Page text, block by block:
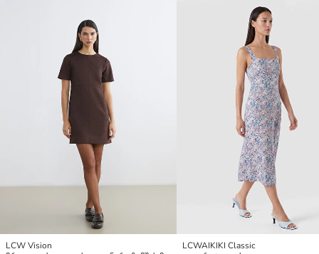
LCW Vision
LCWAIKIKI Classic